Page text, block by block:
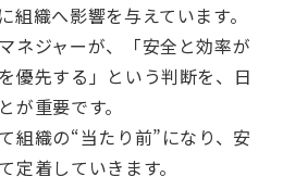
組織へ影響を与えています。
ネジャーが、「安全と効率が
優先する」という判断を、日
が重要です。
組織の“当たり前”になり、安
定着していきます。